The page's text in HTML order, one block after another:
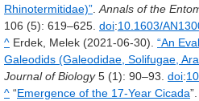
Rhinotermitidae)” Annals of the
106 (5): 619–625. doi:10.1603/
^ Erdek, Melek (2021-06-30). “An
Galeodids (Galeodidae, Solifugae,
Journal of Biology 5 (1): 90–93. doi:
^ “Emergence of the 17-Year Cicada”.